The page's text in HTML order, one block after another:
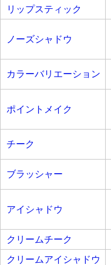
リップスティック
ノーズシャドウ
カラーバリエーション
ポイントメイク
チーク
ブラッシャー
アイシャドウ
クリームチーク
クリームアイシャドウ